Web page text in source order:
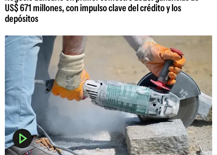
US$ 671 millones, con impulso clave del crédito y los
depósitos